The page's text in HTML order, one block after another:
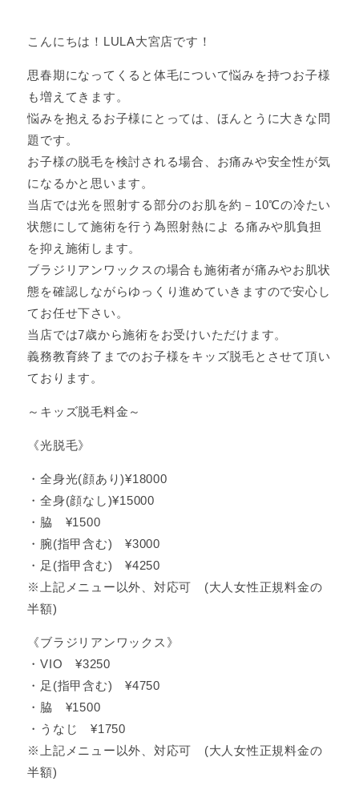
こんにちは！LULA大宮店です！
思春期になってくると体毛について悩みを持つお子様
も増えてきます。
悩みを抱えるお子様にとっては、ほんとうに大きな問
題です。
お子様の脱毛を検討される場合、お痛みや安全性が気
になるかと思います。
当店では光を照射する部分のお肌を約－10℃の冷たい
状態にして施術を行う為照射熱によ る痛みや肌負担
を抑え施術します。
ブラジリアンワックスの場合も施術者が痛みやお肌状
態を確認しながらゆっくり進めていきますので安心し
てお任せ下さい。
当店では7歳から施術をお受けいただけます。
義務教育終了までのお子様をキッズ脱毛とさせて頂い
ております。
～キッズ脱毛料金～
《光脱毛》
・全身光(顔あり)¥18000
・全身(顔なし)¥15000
・脇 ¥1500
・腕(指甲含む) ¥3000
・足(指甲含む) ¥4250
※上記メニュー以外、対応可 (大人女性正規料金の
半額)
《ブラジリアンワックス》
・VIO ¥3250
・足(指甲含む) ¥4750
・脇 ¥1500
・うなじ ¥1750
※上記メニュー以外、対応可 (大人女性正規料金の
半額)